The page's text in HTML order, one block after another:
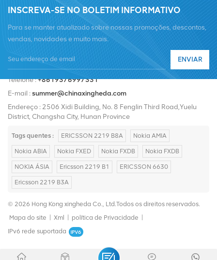
transmissão, fornecimento de energia, módulos ópticos, cabos,
terminais e materiais auxiliares de suporte. Os prestadores de
serviços incluem Nokia, Ericsson, Huawei, ZTE, Bell, Alcatel,
Nortel, Siemens e Lucent. Expandiremos nossa participação no
mercado internacional com produtos de alta qualidade, serviços
de alta qualidade, preços razoáveis ​​e entrega pontual.
INSCREVA-SE NO BOLETIM INFORMATIVO
Para se manter atualizado sobre nossas promoções, descontos,
vendas, novidades e muito mais.
ENVIAR
Telefone :+8619376997331
E-mail :summer@chinaxingheda.com
Endereço : 2506 Xidi Building, No. 8 Fenglin Third Road,Yuelu
District, Changsha City, Hunan Province
Tags quentes : ERICSSON 2219 B8A Nokia AMIA
Nokia ABIA Nokia FXED Nokia FXDB Nokia FXDB
NOKIA ÁSIA Ericsson 2219 B1 ERICSSON 6630
Ericsson 2219 B3A
© 2026 Hong Kong xingheda Co., Ltd.Todos os direitos reservados.
Mapa do site
Xml política de Privacidade
IPv6 rede suportada